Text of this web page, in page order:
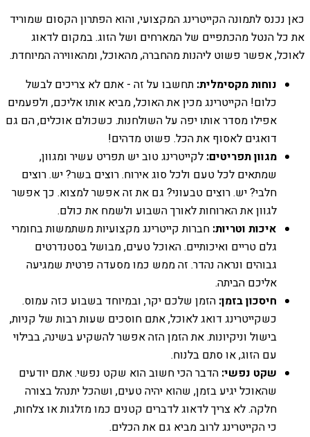
כאן נכנס לתמונה הקייטרינג המקצועי, והוא הפתרון הקסום שמוריד
את כל הנטל מהכתפיים של המארחים ושל הזוג. במקום לדאוג
לאוכל, אפשר פשוט ליהנות מהחברה, מהאוכל, ומהאווירה המיוחדת.
נוחות מקסימלית: תחשבו על זה - אתם לא צריכים לבשל
כלום! הקייטרינג מכין את האוכל, מביא אותו אליכם, ולפעמים
אפילו מסדר אותו יפה על השולחנות. כשכולם אוכלים, הם גם
דואגים לאסוף את הכל. פשוט מדהים!
מגוון תפריטים: לקייטרינג טוב יש תפריט עשיר ומגוון,
שמתאים לכל טעם ולכל סוג אירוח. רוצים בשר? יש. רוצים
חלבי? יש. רוצים טבעוני? גם את זה אפשר למצוא. כך אפשר
לגוון את הארוחות לאורך השבוע ולשמח את כולם.
איכות וטריות: חברות קייטרינג מקצועיות משתמשות בחומרי
גלם טריים ואיכותיים. האוכל טעים, מבושל בסטנדרטים
גבוהים ונראה נהדר. זה ממש כמו מסעדה פרטית שמגיעה
אליכם הביתה.
חיסכון בזמן: הזמן שלכם יקר, ובמיוחד בשבוע כזה עמוס.
כשקייטרינג דואג לאוכל, אתם חוסכים שעות רבות של קניות,
בישול וניקיונות. את הזמן הזה אפשר להשקיע בשינה, בבילוי
עם הזוג, או סתם בלנוח.
שקט נפשי: הדבר הכי חשוב הוא שקט נפשי. אתם יודעים
שהאוכל יגיע בזמן, שהוא יהיה טעים, ושהכל יתנהל בצורה
חלקה. לא צריך לדאוג לדברים קטנים כמו מזלגות או צלחות,
כי הקייטרינג לרוב מביא גם את הכלים.